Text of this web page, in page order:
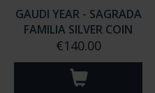
GAUDI YEAR - SAGRADA
FAMILIA SILVER COIN
€140.00